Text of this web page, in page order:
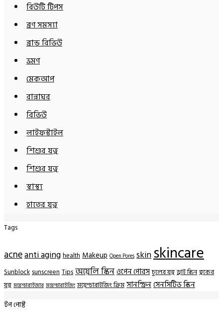
বিউটি টিপস
ব্রণ সমস্যা
ব্রান্ড রিভিউ
ভ্রমণ
মেকআপ
রান্নাঘর
রিভিউ
লাইফস্টাইল
শিশুর যত্ন
শিশুর যত্ন
স্বাস্থ্য
হাতের যত্ন
Tags
acneanti aging health Makeup Open Pores skinskincare
Sunblock sunscreen Tips অয়েলি স্কিনওপেন পোরস চুলের যত্ন ড্রাই স্কিন ত্বকের
যত্ন ময়েশ্চারাইজার ময়েশ্চারাইজিং ময়েশ্চারাইজিং ক্রিম সানস্ক্রিনসেনসিটিভ স্কিন
টপ পোষ্ট